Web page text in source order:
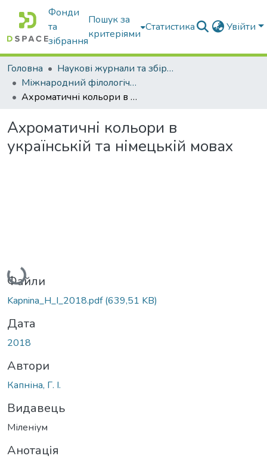
Фонди
та
зібрання
Пошук за
критеріями
Статистика Увійти
Головна
Наукові журнали та збірники видань
Міжнародний філологічний часопис
Ахроматичні кольори в українській та німецькій мовах
Ахроматичні кольори в
українській та німецькій мовах
Вантажиться...
Файли
Kapnina_H_I_2018.pdf(639,51 KB)
Дата
2018
Автори
Капніна, Г. І.
Видавець
Міленіум
Анотація